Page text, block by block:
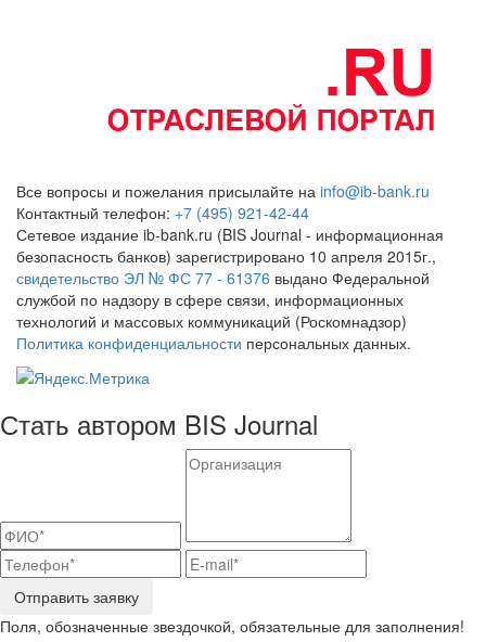
Все вопросы и пожелания присылайте на info@ib-bank.ru
Контактный телефон: +7 (495) 921-42-44
Сетевое издание ib-bank.ru (BIS Journal - информационная
безопасность банков) зарегистрировано 10 апреля 2015г.,
свидетельство ЭЛ № ФС 77 - 61376 выдано Федеральной
службой по надзору в сфере связи, информационных
технологий и массовых коммуникаций (Роскомнадзор)
Политика конфиденциальности персональных данных.
Стать автором BIS Journal
Отправить заявку
Поля, обозначенные звездочкой, обязательные для заполнения!